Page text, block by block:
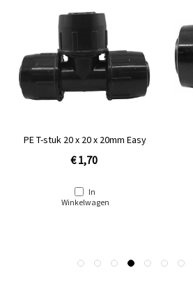
PE T-stuk 20 x 20 x 20mm Easy
€ 1,70
In
Winkelwagen